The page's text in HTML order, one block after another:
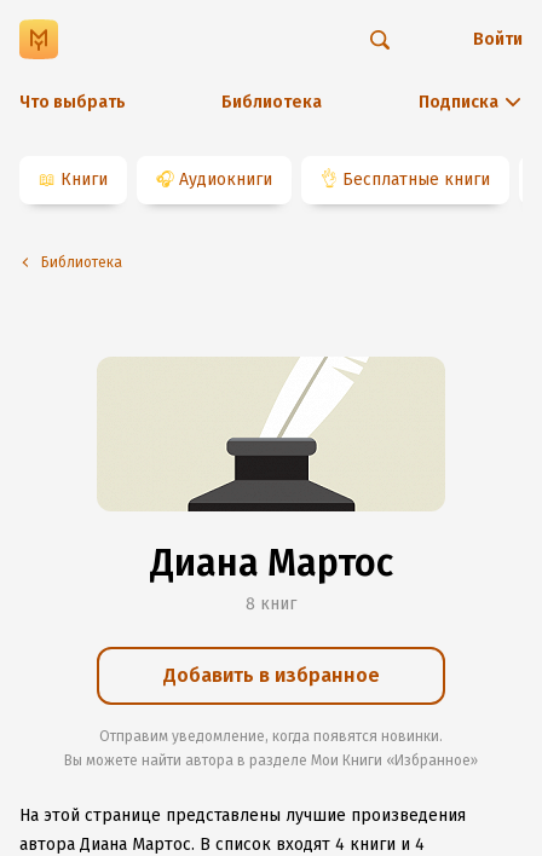
Что выбрать Библиотека Подписка
Войти
📖 Книги 🎧 Аудиокниги 👌 Бесплатные книги
Библиотека
Диана Мартос
8 книг
Добавить в избранное
Отправим уведомление, когда появятся новинки.
Вы можете найти автора в разделе Мои Книги «Избранное»
На этой странице представлены лучшие произведения
автора Диана Мартос. В список входят 4 книги и 4